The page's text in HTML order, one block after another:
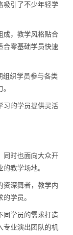
吸引了不少年轻学
成，教学风格贴合
合零基础学员快速
组织学员参与各类
习的学员提供灵活
同时也面向大众开
教学场地。
资深舞者，教学内
学员。
同学员的需求打造
专业演出团队的机